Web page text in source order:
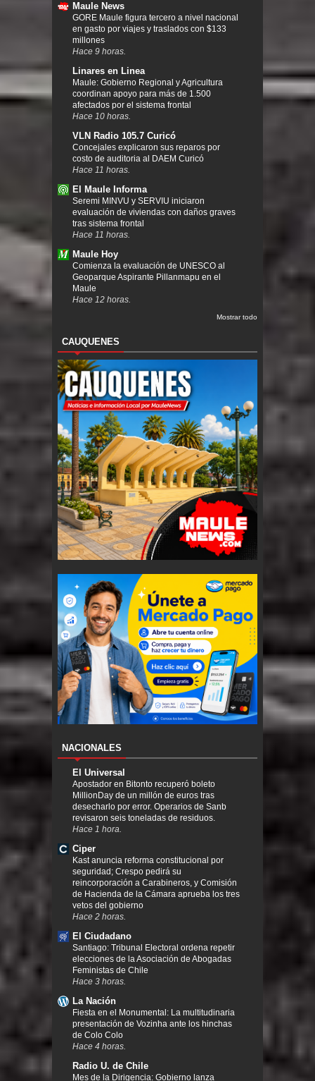
Maule News
GORE Maule figura tercero a nivel nacional
en gasto por viajes y traslados con $133
millones
Hace 9 horas.
Linares en Linea
Maule: Gobierno Regional y Agricultura
coordinan apoyo para más de 1.500
afectados por el sistema frontal
Hace 10 horas.
VLN Radio 105.7 Curicó
Concejales explicaron sus reparos por
costo de auditoria al DAEM Curicó
Hace 11 horas.
El Maule Informa
Seremi MINVU y SERVIU iniciaron
evaluación de viviendas con daños graves
tras sistema frontal
Hace 11 horas.
Maule Hoy
Comienza la evaluación de UNESCO al
Geoparque Aspirante Pillanmapu en el
Maule
Hace 12 horas.
Mostrar todo
CAUQUENES
NACIONALES
El Universal
Apostador en Bitonto recuperó boleto
MillionDay de un millón de euros tras
desecharlo por error. Operarios de Sanb
revisaron seis toneladas de residuos.
Hace 1 hora.
Ciper
Kast anuncia reforma constitucional por
seguridad; Crespo pedirá su
reincorporación a Carabineros, y Comisión
de Hacienda de la Cámara aprueba los tres
vetos del gobierno
Hace 2 horas.
El Ciudadano
Santiago: Tribunal Electoral ordena repetir
elecciones de la Asociación de Abogadas
Feministas de Chile
Hace 3 horas.
La Nación
Fiesta en el Monumental: La multitudinaria
presentación de Vozinha ante los hinchas
de Colo Colo
Hace 4 horas.
Radio U. de Chile
Mes de la Dirigencia: Gobierno lanza